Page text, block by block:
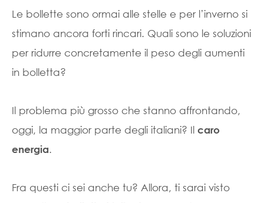
Le bollette sono ormai alle stelle e per l’inverno si
stimano ancora forti rincari. Quali sono le soluzioni
per ridurre concretamente il peso degli aumenti
in bolletta?
Il problema più grosso che stanno affrontando,
oggi, la maggior parte degli italiani? Il caro
energia.
Fra questi ci sei anche tu? Allora, ti sarai visto